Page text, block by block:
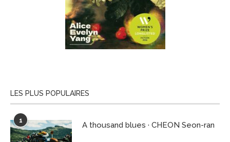
LES PLUS POPULAIRES
1 A thousand blues · CHEON Seon-ran